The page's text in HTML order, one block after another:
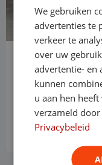
Ford Transit
105pk L2H2
Asten
L2H2
Operational lease
We gebruiken
advertenties te
verkeer te
over uw
advertentie- en
kunnen
u aan hen
verzameld
Privacybeleid